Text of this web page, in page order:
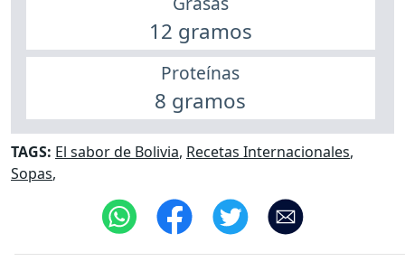
12 gramos
Proteínas
8 gramos
TAGS: El sabor de Bolivia, Recetas Internacionales,
Sopas,